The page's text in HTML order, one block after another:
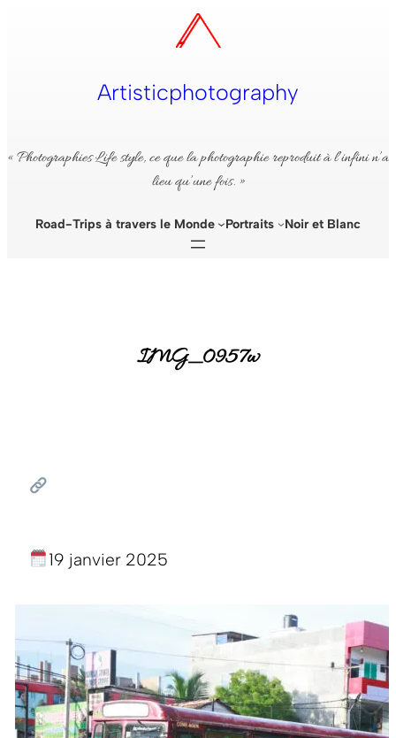
Artisticphotography
« Photographies Life style, ce que la photographie reproduit à l’infini n’a
lieu qu’une fois. »
Road-Trips à travers le Monde Portraits Noir et Blanc
IMG_0957w
19 janvier 2025